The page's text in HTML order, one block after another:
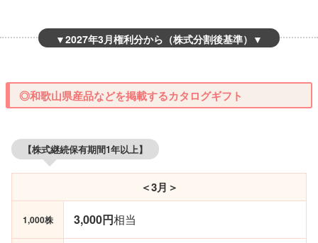
▼2027年3月権利分から（株式分割後基準） ▼
◎和歌山県産品などを掲載するカタログギフト
【株式継続保有期間1年以上】
＜3月＞
1,000株 3,000円相当